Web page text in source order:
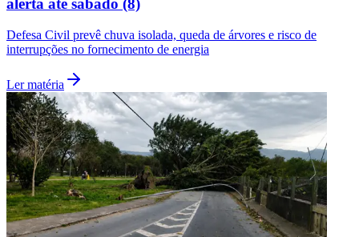
alerta até sábado (8)
Defesa Civil prevê chuva isolada, queda de árvores e risco de
interrupções no fornecimento de energia
Ler matéria